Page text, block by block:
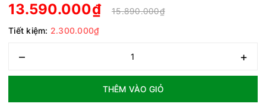
13.590.000₫
15.890.000₫
Tiết kiệm: 2.300.000₫
– +
THÊM VÀO GIỎ